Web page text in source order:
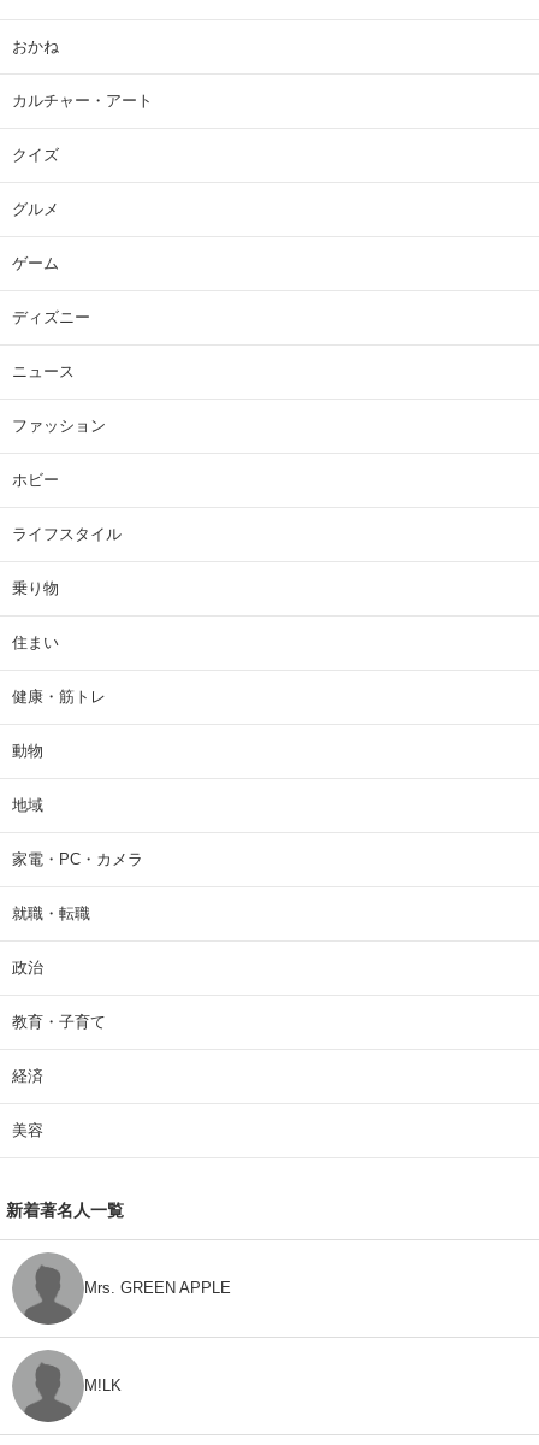
おかね
カルチャー・アート
クイズ
グルメ
ゲーム
ディズニー
ニュース
ファッション
ホビー
ライフスタイル
乗り物
住まい
健康・筋トレ
動物
地域
家電・PC・カメラ
就職・転職
政治
教育・子育て
経済
美容
新着著名人一覧
Mrs. GREEN APPLE
M!LK